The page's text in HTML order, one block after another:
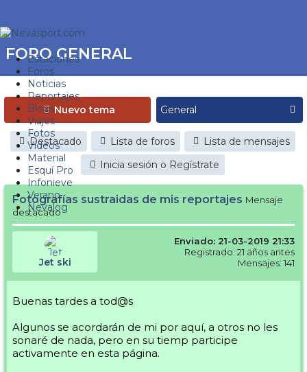
Estaciones
Foros
Noticias
Reportajes
Blogs
Viajes
Fotos
Videos
Material
Esquí Pro
Infonieve
Verano
Nevalog
FORO GENERAL
Nuevo tema
Destacado Lista de foros
Lista de mensajes
Inicia sesión o Regístrate
Fotografías sustraidas de mis reportajes Mensaje
destacado
Jet ski
Enviado: 21-03-2019 21:33
Registrado: 21 años antes
Mensajes: 141
Buenas tardes a tod@s
Algunos se acordarán de mi por aquí, a otros no les
sonaré de nada, pero en su tiemp participe
activamente en esta página.